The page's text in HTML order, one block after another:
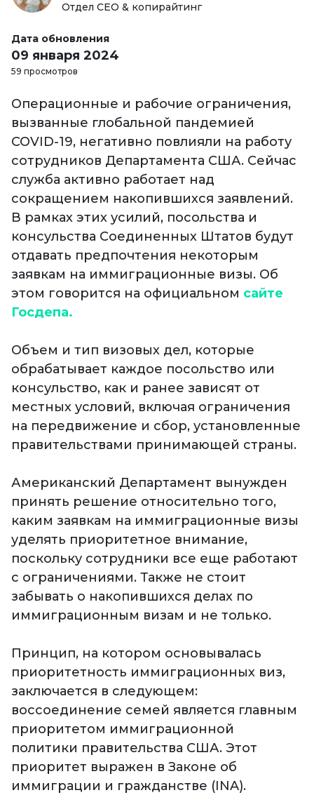
Отдел СЕО & копирайтинг
Дата обновления
09 января 2024
59 просмотров
Операционные и рабочие ограничения,
вызванные глобальной пандемией
COVID-19, негативно повлияли на работу
сотрудников Департамента США. Сейчас
служба активно работает над
сокращением накопившихся заявлений.
В рамках этих усилий, посольства и
консульства Соединенных Штатов будут
отдавать предпочтения некоторым
заявкам на иммиграционные визы. Об
этом говорится на официальном сайте
Госдепа.
Объем и тип визовых дел, которые
обрабатывает каждое посольство или
консульство, как и ранее зависят от
местных условий, включая ограничения
на передвижение и сбор, установленные
правительствами принимающей страны.
Американский Департамент вынужден
принять решение относительно того,
каким заявкам на иммиграционные визы
уделять приоритетное внимание,
поскольку сотрудники все еще работают
с ограничениями. Также не стоит
забывать о накопившихся делах по
иммиграционным визам и не только.
Принцип, на котором основывалась
приоритетность иммиграционных виз,
заключается в следующем:
воссоединение семей является главным
приоритетом иммиграционной
политики правительства США. Этот
приоритет выражен в Законе об
иммиграции и гражданстве (INA).